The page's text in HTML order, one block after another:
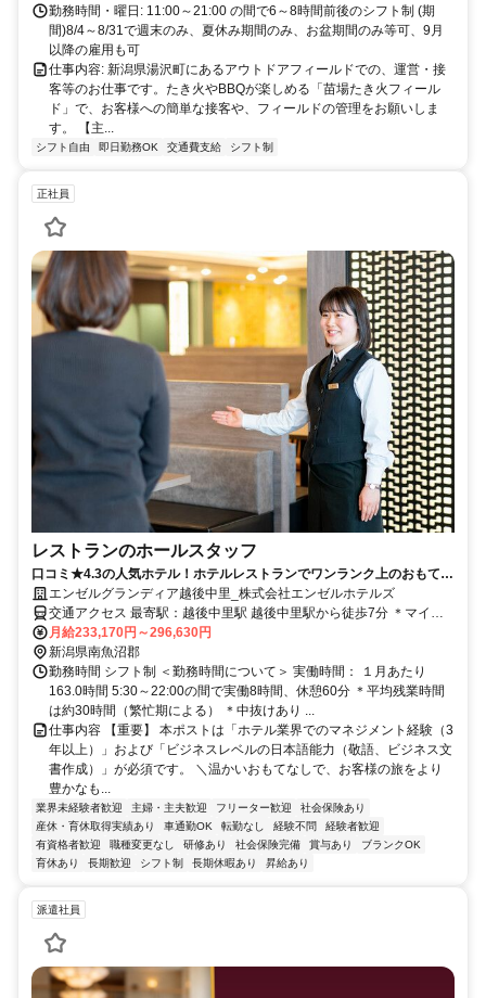
勤務時間・曜日: 11:00～21:00 の間で6～8時間前後のシフト制 (期
間)8/4～8/31で週末のみ、夏休み期間のみ、お盆期間のみ等可、9月
以降の雇用も可
仕事内容: 新潟県湯沢町にあるアウトドアフィールドでの、運営・接
客等のお仕事です。たき火やBBQが楽しめる「苗場たき火フィール
ド」で、お客様への簡単な接客や、フィールドの管理をお願いしま
す。 【主...
シフト自由 即日勤務OK 交通費支給 シフト制
正社員
レストランのホールスタッフ
口コミ★4.3の人気ホテル！ホテルレストランでワンランク上のおもてな
し！充実の福利厚生で働きやすい職場です！ 日本語能力試験（N1）相
当の方◎
エンゼルグランディア越後中里_株式会社エンゼルホテルズ
交通アクセス 最寄駅：越後中里駅 越後中里駅から徒歩7分 ＊マイカ
ー・バイク通勤OK！駐車場完備！ 【勤務地】 新潟県南魚沼郡湯沢町
土樽4707-1（エンゼルグランディア越後中里）
月給233,170円～296,630円
新潟県南魚沼郡
勤務時間 シフト制 ＜勤務時間について＞ 実働時間： １月あたり
163.0時間 5:30～22:00の間で実働8時間、休憩60分 ＊平均残業時間
は約30時間（繁忙期による） ＊中抜けあり ...
仕事内容 【重要】 本ポストは「ホテル業界でのマネジメント経験（3
年以上）」および「ビジネスレベルの日本語能力（敬語、ビジネス文
書作成）」が必須です。 ＼温かいおもてなしで、お客様の旅をより
豊かなも...
業界未経験者歓迎 主婦・主夫歓迎 フリーター歓迎
社会保険あり
産休・育休取得実績あり
車通勤OK 転勤なし 経験不問
経験者歓迎
有資格者歓迎
職種変更なし 研修あり 社会保険完備 賞与あり
ブランクOK
育休あり
長期歓迎 シフト制 長期休暇あり 昇給あり
派遣社員